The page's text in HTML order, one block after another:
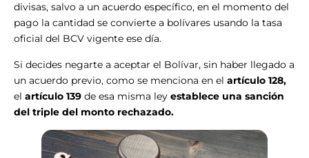
divisas, salvo a un acuerdo específico, en el momento del
pago la cantidad se convierte a bolívares usando la tasa
oficial del BCV vigente ese día.
Si decides negarte a aceptar el Bolívar, sin haber llegado a
un acuerdo previo, como se menciona en el artículo 128,
el artículo 139 de esa misma ley establece una sanción
del triple del monto rechazado.